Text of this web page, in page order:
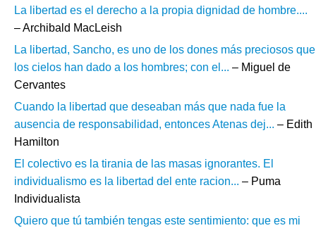
La libertad es el derecho a la propia dignidad de hombre....
– Archibald MacLeish
La libertad, Sancho, es uno de los dones más preciosos que
los cielos han dado a los hombres; con el... – Miguel de
Cervantes
Cuando la libertad que deseaban más que nada fue la
ausencia de responsabilidad, entonces Atenas dej... – Edith
Hamilton
El colectivo es la tirania de las masas ignorantes. El
individualismo es la libertad del ente racion... – Puma
Individualista
Quiero que tú también tengas este sentimiento: que es mi